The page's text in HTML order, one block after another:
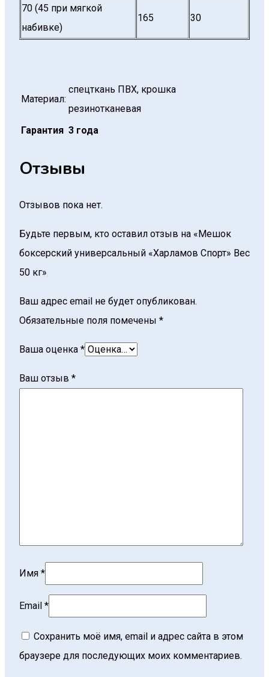
70 (45 при мягкой
набивке)
165 30
Материал:
спецткань ПВХ, крошка
резинотканевая
Гарантия 3 года
Отзывы
Отзывов пока нет.
Будьте первым, кто оставил отзыв на «Мешок
боксерский универсальный «Харламов Спорт» Вес
50 кг»
Ваш адрес email не будет опубликован.
Обязательные поля помечены *
Ваша оценка *
Ваш отзыв *
Имя *
Email *
Сохранить моё имя, email и адрес сайта в этом
браузере для последующих моих комментариев.